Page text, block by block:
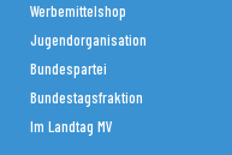
Werbemittelshop
Jugendorganisation
Bundespartei
Bundestagsfraktion
Im Landtag MV